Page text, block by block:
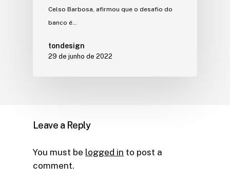
Celso Barbosa, afirmou que o desafio do
banco é…
tondesign
29 de junho de 2022
Leave a Reply
You must be logged in to post a
comment.